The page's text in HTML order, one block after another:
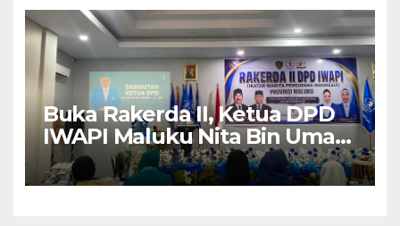
Buka Rakerda II, Ketua DPD
IWAPI Maluku Nita Bin Umar:
Perempuan Pengusaha Pilar
Penggerak UMKM